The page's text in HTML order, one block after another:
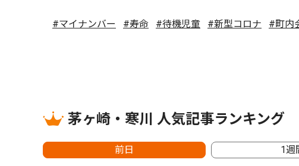
#マイナンバー #寿命 #待機児童 #新型コロナ #町内
茅ヶ崎・寒川 人気記事ランキング
前日 1週